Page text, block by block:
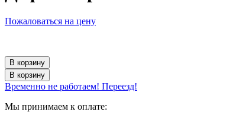
Пожаловаться на цену
В корзину
В корзину
Временно не работаем! Переезд!
Мы принимаем к оплате: